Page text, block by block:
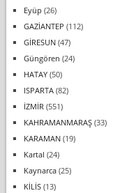
Eyüp (26)
GAZİANTEP (112)
GİRESUN(47)
Güngören (24)
HATAY(50)
ISPARTA(82)
İZMİR (551)
KAHRAMANMARAŞ(33)
KARAMAN(19)
Kartal (24)
Kaynarca(25)
KİLİS(13)